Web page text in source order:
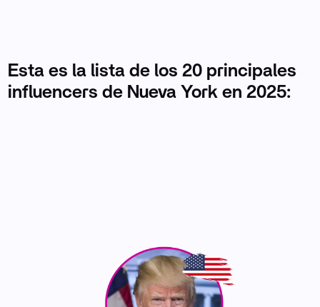
Esta es la lista de los 20 principales
influencers de Nueva York en 2025: